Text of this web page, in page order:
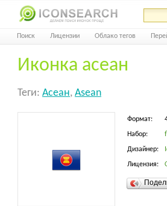
Поиск Лицензии Облако тегов
Иконка асеан
Теги: Асеан, Asean
Формат:
Набор:
Дизайнер:
Лицензия: